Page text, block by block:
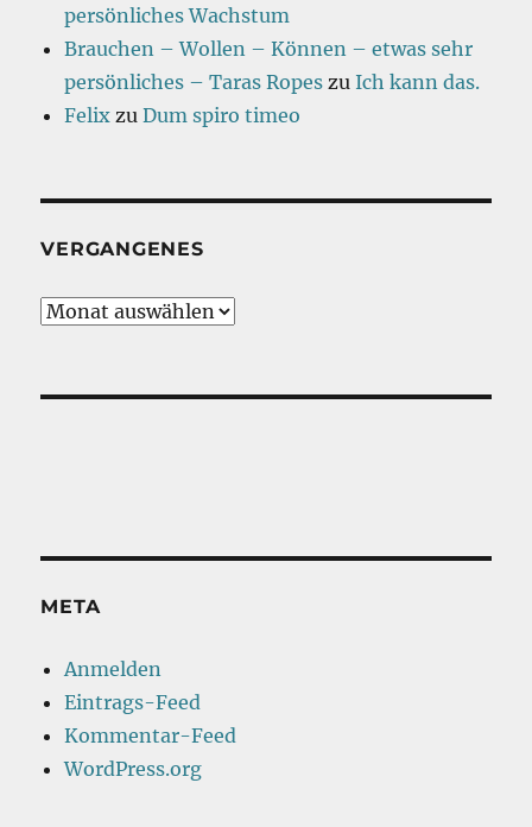
persönliches Wachstum
Brauchen – Wollen – Können – etwas sehr
persönliches – Taras Ropes zuIch kann das.
Felix zuDum spiro timeo
VERGANGENES
Vergangenes
META
Anmelden
Eintrags-Feed
Kommentar-Feed
WordPress.org